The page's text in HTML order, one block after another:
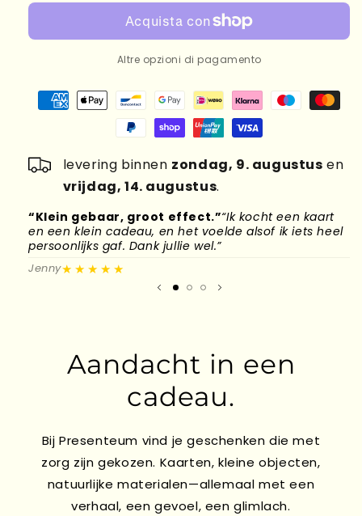
Altre opzioni di pagamento
levering binnen zondag, 9. augustus en
vrijdag, 14. augustus.
“Klein gebaar, groot effect.”“Ik kocht een kaart
en een klein cadeau, en het voelde alsof ik iets heel
persoonlijks gaf. Dank jullie wel.”
Jenny★★★★★
Aandacht in een
cadeau.
Bij Presenteum vind je geschenken die met
zorg zijn gekozen. Kaarten, kleine objecten,
natuurlijke materialen—allemaal met een
verhaal, een gevoel, een glimlach.